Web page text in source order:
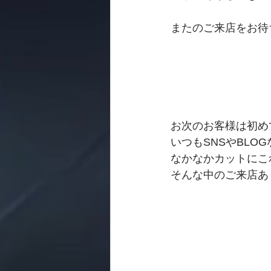
またのご来店をお
お次のお客様は初
いつもSNSや
なかなかカットに
そんな中のご来店